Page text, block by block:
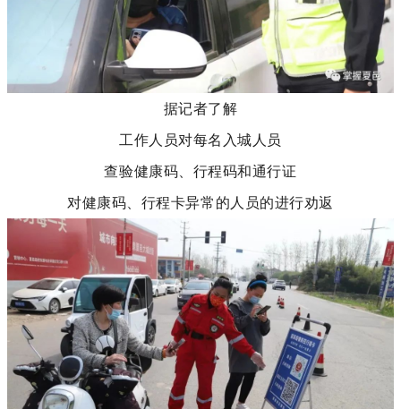
据记者了解
工作人员对每名入城人员
查验健康码、行程码和通行证
对健康码、行程卡异常的人员的进行劝返